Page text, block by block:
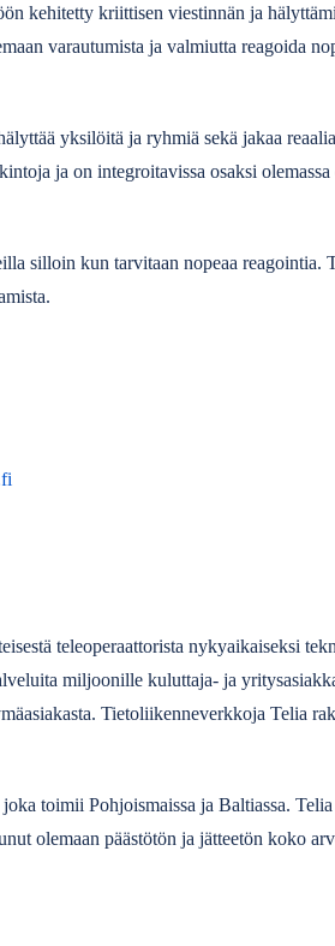
kehitetty kriittisen viestinnän ja
varautumista ja valmiutta reagoida
yksilöitä ja ryhmiä sekä jakaa
ja on integroitavissa osaksi
silloin kun tarvitaan nopeaa reagointia.
teleoperaattorista nykyaikaiseksi
miljoonille kuluttaja- ja
Tietoliikenneverkkoja Telia
toimii Pohjoismaissa ja Baltiassa.
olemaan päästötön ja jätteetön koko